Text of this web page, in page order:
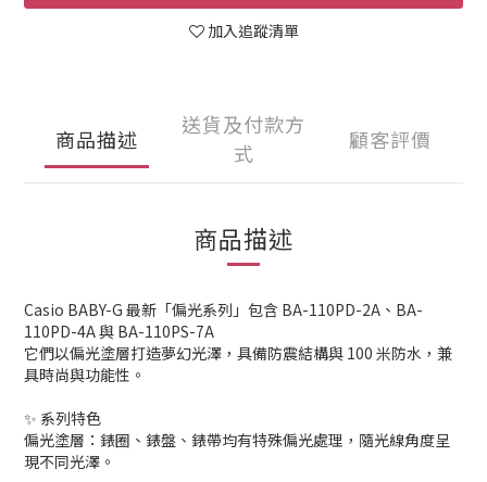
加入追蹤清單
商品描述
送貨及付款方
式
顧客評價
商品描述
Casio BABY-G 最新「偏光系列」包含 BA-110PD-2A、BA-
110PD-4A 與 BA-110PS-7A
它們以偏光塗層打造夢幻光澤，具備防震結構與 100 米防水，兼
具時尚與功能性。
✨ 系列特色
偏光塗層：錶圈、錶盤、錶帶均有特殊偏光處理，隨光線角度呈
現不同光澤。